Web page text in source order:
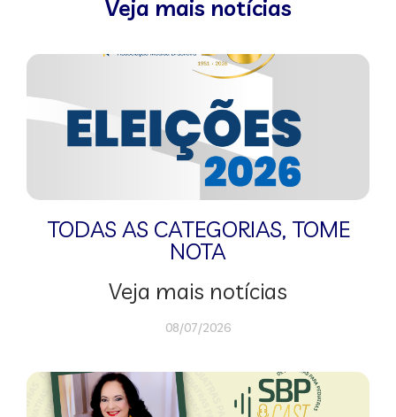
Veja mais notícias
TODAS AS CATEGORIAS, TOME
NOTA
Veja mais notícias
08/07/2026